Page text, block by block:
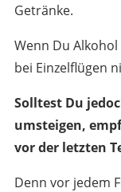
Getränke.
Wenn Du
bei Einzelflügen
Solltest Du
umsteigen,
vor der letzten
Denn vor jedem